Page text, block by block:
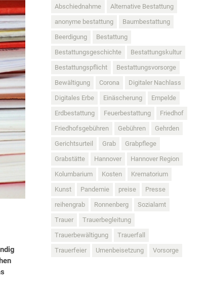
Abschiednahme
Alternative Bestattung
anonyme bestattung
Baumbestattung
Beerdigung
Bestattung
Bestattungsgeschichte
Bestattungskultur
Bestattungspflicht
Bestattungsvorsorge
Bewältigung
Corona
Digitaler Nachlass
Digitales Erbe
Einäscherung
Empelde
Erdbestattung
Feuerbestattung
Friedhof
Friedhofsgebühren
Gebühren
Gehrden
Gerichtsurteil
Grab
Grabpflege
Grabstätte
Hannover
Hannover Region
Kolumbarium
Kosten
Krematorium
Kunst
Pandemie preise
Presse
reihengrab
Ronnenberg
Sozialamt
Trauer
Trauerbegleitung
Trauerbewältigung
Trauerfall
Trauerfeier
Urnenbeisetzung Vorsorge